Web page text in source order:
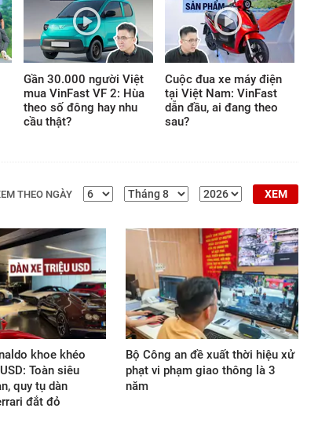
máy điện của Honda lại có
góc nhìn khác biệt.
Gần 30.000 người Việt
mua VinFast VF 2: Hùa
theo số đông hay nhu
cầu thật?
Cuộc đua xe máy điện
tại Việt Nam: VinFast
dẫn đầu, ai đang theo
sau?
THEO NGÀY XEM
khoe khéo
Toàn siêu
quy tụ dàn
đắt đỏ
Bộ Công an đề xuất thời hiệu xử
phạt vi phạm giao thông là 3
năm